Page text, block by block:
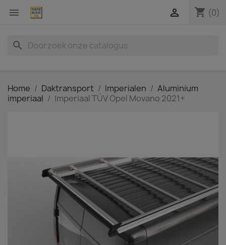
 shopping_cart (0)

search
Home Daktransport Imperialen
Aluminium
imperiaal
Imperiaal TÜV Opel Movano 2021+